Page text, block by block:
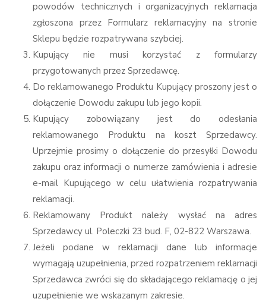
powodów technicznych i organizacyjnych reklamacja
zgłoszona przez Formularz reklamacyjny na stronie
Sklepu będzie rozpatrywana szybciej.
Kupujący nie musi korzystać z formularzy
przygotowanych przez Sprzedawcę.
Do reklamowanego Produktu Kupujący proszony jest o
dołączenie Dowodu zakupu lub jego kopii.
Kupujący zobowiązany jest do odesłania
reklamowanego Produktu na koszt Sprzedawcy.
Uprzejmie prosimy o dołączenie do przesyłki Dowodu
zakupu oraz informacji o numerze zamówienia i adresie
e-mail Kupującego w celu ułatwienia rozpatrywania
reklamacji.
Reklamowany Produkt należy wysłać na adres
Sprzedawcy ul. Poleczki 23 bud. F, 02-822 Warszawa.
Jeżeli podane w reklamacji dane lub informacje
wymagają uzupełnienia, przed rozpatrzeniem reklamacji
Sprzedawca zwróci się do składającego reklamację o jej
uzupełnienie we wskazanym zakresie.